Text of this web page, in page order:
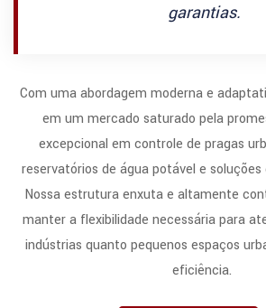
garantias.
Com uma abordagem moderna e
em um mercado saturado pela
excepcional em controle de pragas
reservatórios de água potável e
Nossa estrutura enxuta e altamente
manter a flexibilidade necessária para
indústrias quanto pequenos espaços
eficiência.